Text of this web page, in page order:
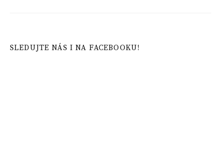
SLEDUJTE NÁS I NA FACEBOOKU!